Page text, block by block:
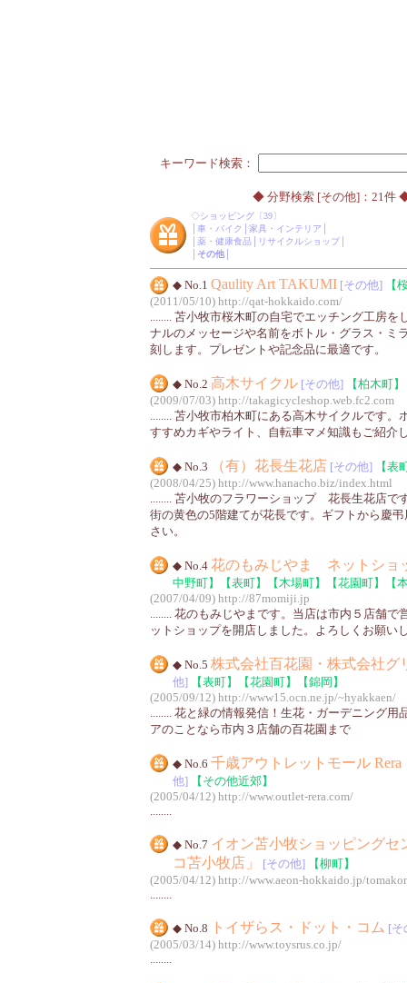
キーワード検索：
◆ 分野検索 [その他]：21件
◇ショッピング 〔39〕
車・バイク 家具・インテリア
薬・健康食品 リサイクルショップ
その他
◆ No.1 Qaulity Art TAKUMI [その他]
【
(2011/05/10) http://qat-hokkaido.com/
........ 苫小牧市桜木町の自宅でエッチング工房を
ナルのメッセージや名前をボトル・グラス・ミ
刻します。プレゼントや記念品に最適です。
◆ No.2 高木サイクル [その他]
【柏木町】
(2009/07/03) http://takagicycleshop.web.fc2.com
........ 苫小牧市柏木町にある高木サイクルです。
すすめカギやライト、自転車マメ知識もご紹介
◆ No.3 （有）花長生花店 [その他]
【表
(2008/04/25) http://www.hanacho.biz/index.html
........ 苫小牧のフラワーショップ 花長生花店
街の黄色の5階建てが花長です。ギフトから慶
さい。
◆ No.4 花のもみじやま ネットショ
中野町】 【表町】 【木場町】 【花園町】
【
(2007/04/09) http://87momiji.jp
........ 花のもみじやまです。当店は市内５店舗で
ットショップを開店しました。よろしくお願い
◆ No.5 株式会社百花園・株式会社グ
他] 【表町】 【花園町】
【錦岡】
(2005/09/12) http://www15.ocn.ne.jp/~hyakkaen/
........ 花と緑の情報発信！生花・ガーデニング用
アのことなら市内３店舗の百花園まで
◆ No.6 千歳アウトレットモール Rera
他]
【その他近郊】
(2005/04/12) http://www.outlet-rera.com/
........
◆ No.7 イオン苫小牧ショッピングセ
コ苫小牧店」
[その他]
【柳町】
(2005/04/12) http://www.aeon-hokkaido.jp/
........
◆ No.8 トイザらス・ドット・コム [そ
(2005/03/14) http://www.toysrus.co.jp/
........